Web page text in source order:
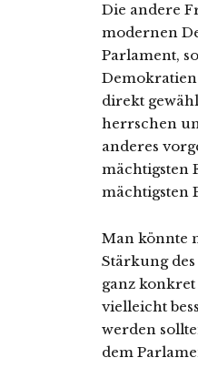
Die andere
modernen
Parlament,
direkt
herrschen
anderes
mächtigsten
mächtigsten
Man könnte
Stärkung
ganz
vielleicht
werden
dem